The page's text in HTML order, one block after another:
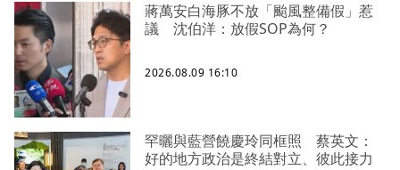
蔣萬安白海豚不放「颱風整備假」惹
議 沈伯洋：放假SOP為何？
2026.08.09 16:10
罕曬與藍營饒慶玲同框照 蔡英文：
好的地方政治是終結對立、彼此接力